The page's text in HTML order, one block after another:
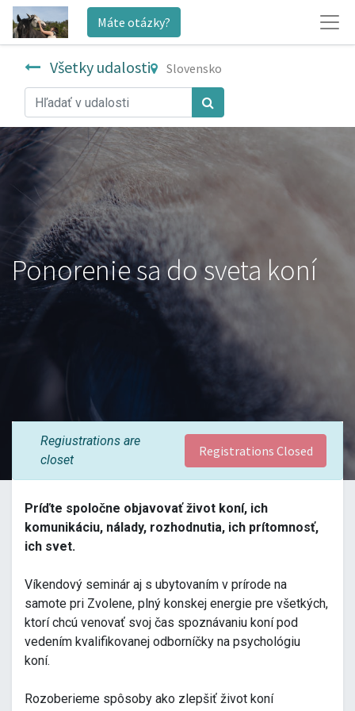
Máte otázky?
Všetky udalosti Slovensko
Ponorenie sa do sveta koní
Regiustrations are
closet
Registrations Closed
Príďte spoločne objavovať život koní, ich
komunikáciu, nálady, rozhodnutia, ich prítomnosť,
ich svet.
Víkendový seminár aj s ubytovaním v prírode na
samote pri Zvolene, plný konskej energie pre všetkých,
ktorí chcú venovať svoj čas spoznávaniu koní pod
vedením kvalifikovanej odborníčky na psychológiu
koní.
Rozoberieme spôsoby ako zlepšiť život koní